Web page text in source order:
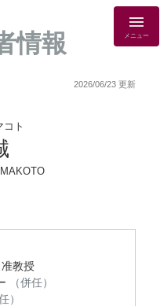
情報 メニュー
2026/06/23 更新
ト
教授
（併任）
）